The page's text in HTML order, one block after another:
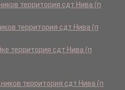
территория сдт Нива (п
территория сдт Нива (п
территория сдт Нива (п
территория сдт Нива (п